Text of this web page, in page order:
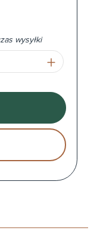
wysyłki
żądaną